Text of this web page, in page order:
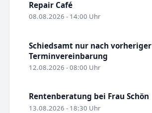
Repair Café
08.08.2026 - 14:00 Uhr
Schiedsamt nur nach vorheriger
Terminvereinbarung
12.08.2026 - 08:00 Uhr
Rentenberatung bei Frau Schön
13.08.2026 - 18:30 Uhr